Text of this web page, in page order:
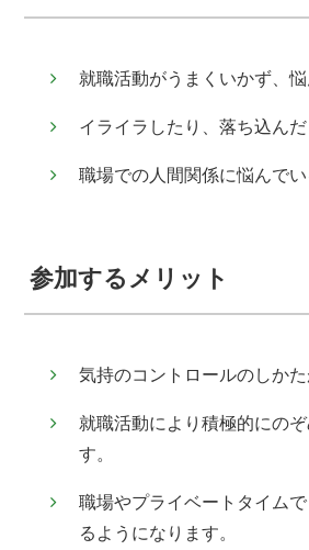
就職活動がうまくいかず、
イライラしたり、落ち込ん
職場での人間関係に悩んで
参加するメリット
気持のコントロールのしかた
就職活動により積極的にの
す。
職場やプライベートタイム
るようになります。